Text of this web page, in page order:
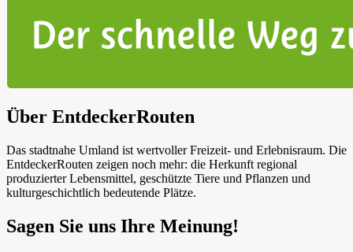
Über EntdeckerRouten
Das stadtnahe Umland ist wertvoller Freizeit- und Erlebnisraum. Die
EntdeckerRouten zeigen noch mehr: die Herkunft regional
produzierter Lebensmittel, geschützte Tiere und Pflanzen und
kulturgeschichtlich bedeutende Plätze.
Sagen Sie uns Ihre Meinung!